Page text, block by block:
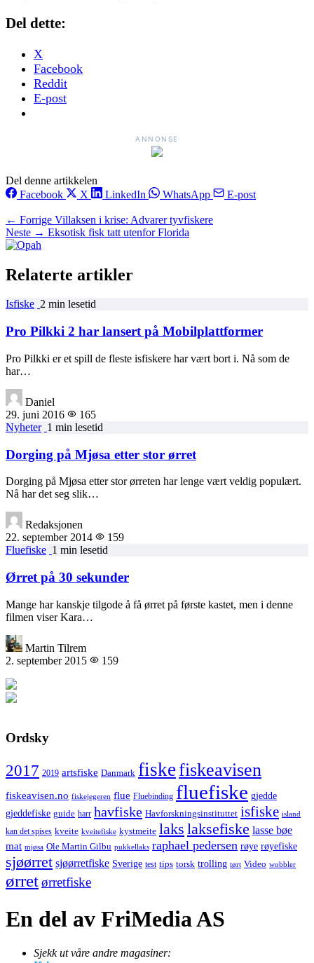
Del dette:
X
Facebook
Reddit
E-post
ANNONSE
Del denne artikkelen
Facebook
X LinkedIn WhatsApp E-post
← Forrige Villaksen i krise: Advarer tyvfiskere
Neste → Eksotisk fisk tatt utenfor Florida
Relaterte artikler
Isfiske 2 min lesetid
Pro Pilkki 2 har lansert på Mobilplattformer
Pro Pilkki er et spill de fleste isfiskere har vært bort i. Nå som de
har…
Daniel
29. juni 2016
165
Nyheter 1 min lesetid
Dorging på Mjøsa etter stor ørret
Dorging på Mjøsa etter stor ørreten har lenge vært veldig populært.
Nå har det seg slik…
Redaksjonen
22. september 2014
159
Fluefiske 1 min lesetid
Ørret på 30 sekunder
Mange har kanskje tilgode å få ørret på første kastet, men i denne
filmen viser Kara…
Martin Tilrem
2. september 2015
159
Ordsky
2017 2019 artsfiske Danmark fiskefiskeavisen
fiskeavisen.no fiskejegeren flue Fluebinding fluefiske gjedde
gjeddefiske guide harr havfiske Havforskningsinstituttet isfiske island
kan det spises kveite kveitefiske kystmeite laks laksefiske lasse bøe
mat mjøsa Ole Martin Gilbu pukkellaks raphael pedersen røye røyefiske
sjøørret sjøørretfiske Sverige test tips torsk trolling tørt Video wobbler
ørretørretfiske
En del av FriMedia AS
Sjekk ut våre andre magasiner: